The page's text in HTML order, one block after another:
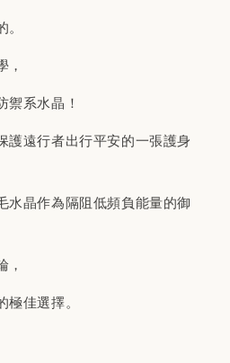
，
禦系水晶！
護遠行者出行平安的一張護身
水晶作為隔阻低頻負能量的御
，
佳選擇。